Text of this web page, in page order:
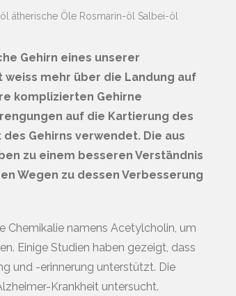
ätherische Öle Rosmarin-öl Salbei-öl
Gehirn eines unserer
mehr über die Landung auf
komplizierten Gehirne
auf die Kartierung des
Gehirns verwendet. Die aus
zu einem besseren Verständnis
Wegen zu dessen Verbesserung
Chemikalie namens Acetylcholin, um
Einige Studien haben gezeigt, dass
und -erinnerung unterstützt. Die
Krankheit untersucht.